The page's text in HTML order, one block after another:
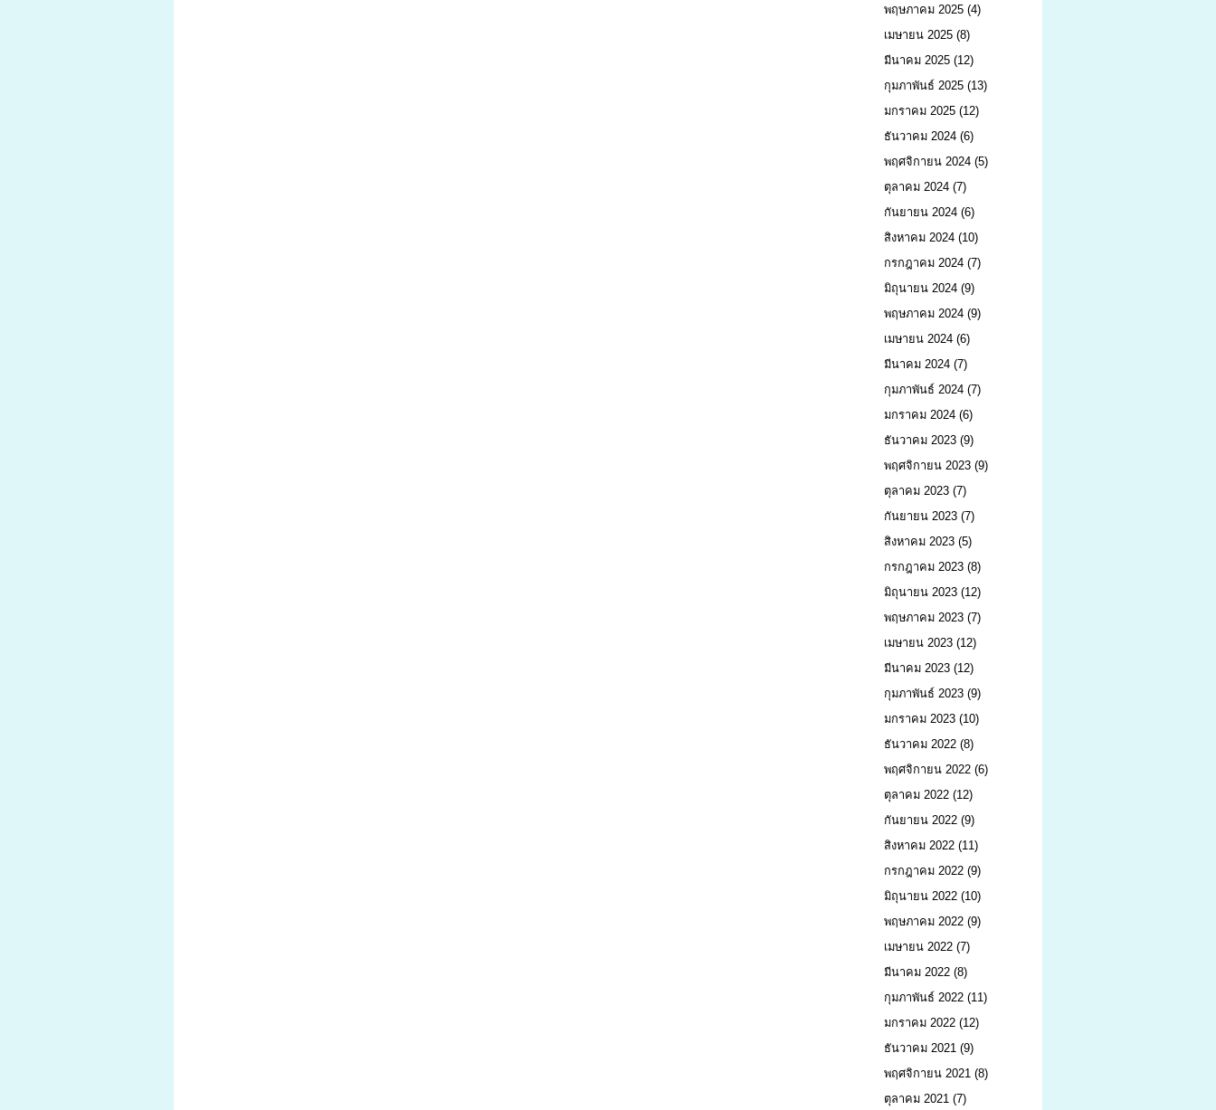
พฤษภาคม 2025 (4)
เมษายน 2025 (8)
มีนาคม 2025 (12)
กุมภาพันธ์ 2025 (13)
มกราคม 2025 (12)
ธันวาคม 2024 (6)
พฤศจิกายน 2024 (5)
ตุลาคม 2024 (7)
กันยายน 2024 (6)
สิงหาคม 2024 (10)
กรกฎาคม 2024 (7)
มิถุนายน 2024 (9)
พฤษภาคม 2024 (9)
เมษายน 2024 (6)
มีนาคม 2024 (7)
กุมภาพันธ์ 2024 (7)
มกราคม 2024 (6)
ธันวาคม 2023 (9)
พฤศจิกายน 2023 (9)
ตุลาคม 2023 (7)
กันยายน 2023 (7)
สิงหาคม 2023 (5)
กรกฎาคม 2023 (8)
มิถุนายน 2023 (12)
พฤษภาคม 2023 (7)
เมษายน 2023 (12)
มีนาคม 2023 (12)
กุมภาพันธ์ 2023 (9)
มกราคม 2023 (10)
ธันวาคม 2022 (8)
พฤศจิกายน 2022 (6)
ตุลาคม 2022 (12)
กันยายน 2022 (9)
สิงหาคม 2022 (11)
กรกฎาคม 2022 (9)
มิถุนายน 2022 (10)
พฤษภาคม 2022 (9)
เมษายน 2022 (7)
มีนาคม 2022 (8)
กุมภาพันธ์ 2022 (11)
มกราคม 2022 (12)
ธันวาคม 2021 (9)
พฤศจิกายน 2021 (8)
ตุลาคม 2021 (7)